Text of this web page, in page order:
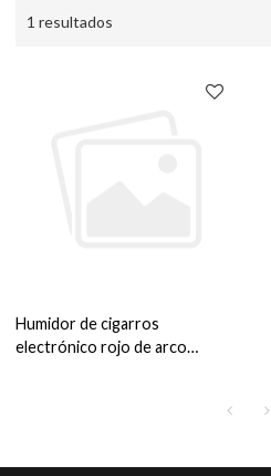
1 resultados
Humidor de cigarros
electrónico rojo de arco
de cedro